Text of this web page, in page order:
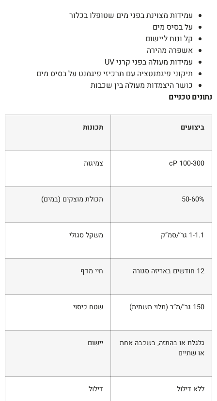
עמידות מצוינת בפני מים שטופלו בכלור
על בסיס מים
קל ונוח ליישום
אשפרה מהירה
עמידות מעולה בפני קרני UV
תיקוני פיגמנטציה עם תרכיזי פיגמנט על בסיס מים
כושר היצמדות מעולה בין שכבות
נתונים טכניים
ביצועים תכונות
cP 100-300 צמיגות
50-60% תכולת מוצקים (במים)
1-1.1 גר’/סמ”ק משקל סגולי
12 חודשים באריזה סגורה חיי מדף
150 גר’/מ”ר (תלוי תשתית) שטח כיסוי
גלגלת או בהתזה, בשכבה אחת
או שתיים
יישום
ללא דילול דילול